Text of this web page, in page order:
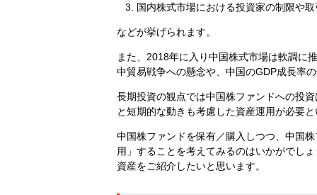
国内株式市場における投資家の制限や
などが挙げられます。
また、2018年に入り中国株式市場は軟調に
中貿易戦争への懸念や、中国のGDP成長率
長期投資の観点では中国株ファンドへの投
と短期的な動きも考慮した資産運用が必要
中国株ファンドを保有／購入しつつ、中国
用」することを考えてみるのはいかがでし
資産をご紹介したいと思います。